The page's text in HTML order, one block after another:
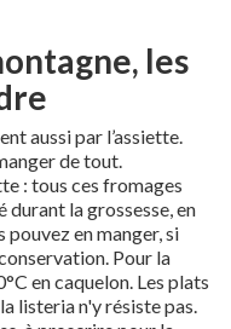
les
aussi par l’assiette.
de tout.
: tous ces fromages
la grossesse, en
pouvez en manger, si
Pour la
en caquelon. Les plats
listeria n'y résiste pas.